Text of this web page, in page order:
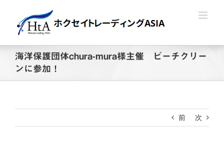
content
海洋保護団体chura-mura様主催 ビーチクリー
ンに参加！
前 次